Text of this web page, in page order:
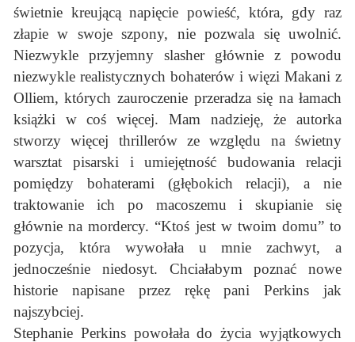
świetnie kreującą napięcie powieść, która, gdy raz
złapie w swoje szpony, nie pozwala się uwolnić.
Niezwykle przyjemny slasher głównie z powodu
niezwykle realistycznych bohaterów i więzi Makani z
Olliem, których zauroczenie przeradza się na łamach
książki w coś więcej. Mam nadzieję, że autorka
stworzy więcej thrillerów ze względu na świetny
warsztat pisarski i umiejętność budowania relacji
pomiędzy bohaterami (głębokich relacji), a nie
traktowanie ich po macoszemu i skupianie się
głównie na mordercy. “Ktoś jest w twoim domu” to
pozycja, która wywołała u mnie zachwyt, a
jednocześnie niedosyt. Chciałabym poznać nowe
historie napisane przez rękę pani Perkins jak
najszybciej.
Stephanie Perkins powołała do życia wyjątkowych